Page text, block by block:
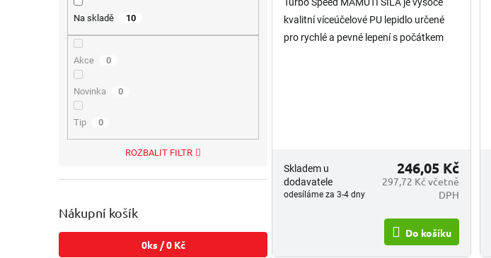
Na skladě 10
Akce 0
Novinka 0
Tip 0
ROZBALIT FILTR
Nákupní košík
0ks /0 Kč
Turbo Speed MAMUTÍ SÍLA je vysoce
kvalitní víceúčelové PU lepidlo určené
pro rychlé a pevné lepení s počátkem
Skladem u
dodavatele
odesíláme za 3-4 dny
297,72 Kč včetně
DPH
246,05 Kč
Do košíku